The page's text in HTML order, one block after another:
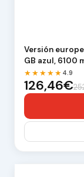
Versión
GB azul, 6100
★★★★★ 4.9
126,46€